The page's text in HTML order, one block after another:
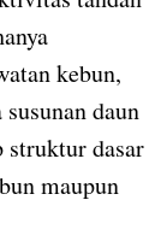
kebun,
daun
struktur dasar
maupun